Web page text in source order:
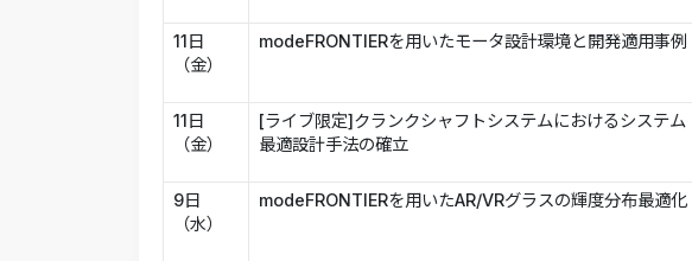
11日
（金）
modeFRONTIERを用いたモータ設計環境と開発適用事例
11日
（金）
[ライブ限定]クランクシャフトシステムにおけるシステム
最適設計手法の確立
9日
（水）
modeFRONTIERを用いたAR/VRグラスの輝度分布最適化